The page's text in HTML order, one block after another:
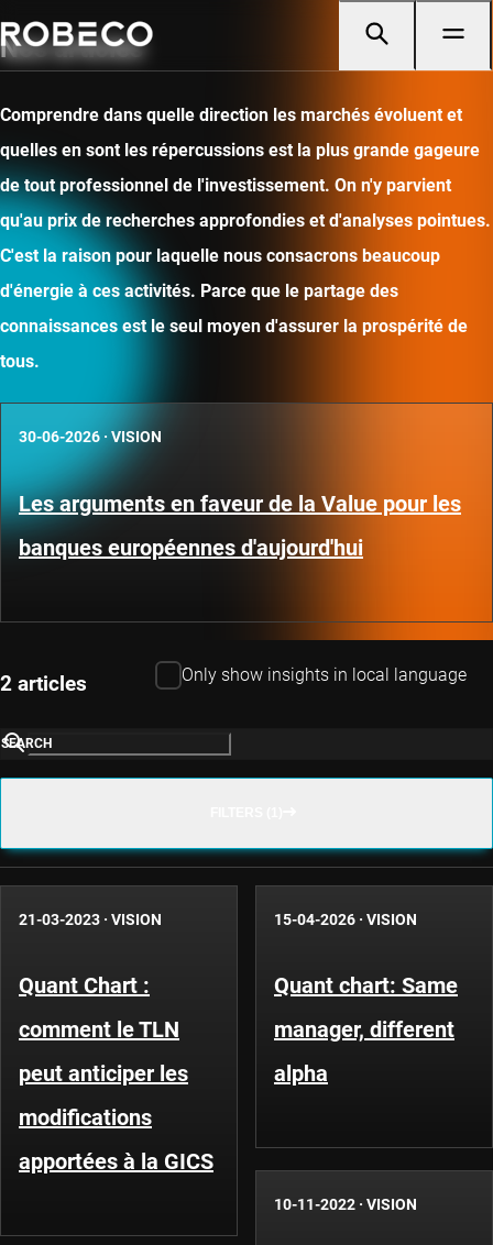
Nos articles
Comprendre dans quelle direction les marchés évoluent et
quelles en sont les répercussions est la plus grande gageure
de tout professionnel de l'investissement. On n'y parvient
qu'au prix de recherches approfondies et d'analyses pointues.
C'est la raison pour laquelle nous consacrons beaucoup
d'énergie à ces activités. Parce que le partage des
connaissances est le seul moyen d'assurer la prospérité de
tous.
30-06-2026 · VISION
Les arguments en faveur de la Value pour les
banques européennes d'aujourd'hui
2 articles Only show insights in local language
SEARCH
21-03-2023 · VISION
Quant Chart :
comment le TLN
peut anticiper les
modifications
apportées à la GICS
15-04-2026 · VISION
Quant chart: Same
manager, different
alpha
10-11-2022 · VISION